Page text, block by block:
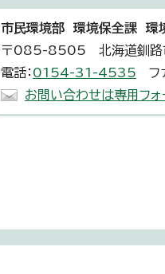
市民環境部 環境保全課 環
〒085-8505 北海道釧路
電話： 0154-31-4535 フ
お問い合わせは専用フォ